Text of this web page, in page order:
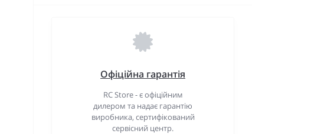
Офіційна гарантія
RC Store - є офіційним
дилером та надає гарантію
виробника, сертифікований
сервісний центр.